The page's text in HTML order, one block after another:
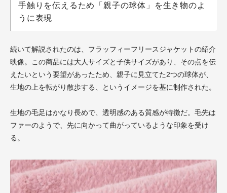
手触りを伝えるため「親子の球体」を生き物のよ
うに表現
続いて解説されたのは、フラッフィーフリースジャケットの紹介
映像。この商品には大人サイズと子供サイズがあり、その点を伝
えたいという要望があったため、親子に見立てた2つの球体が、
生地の上を転がり散歩する、というイメージを基に制作された。
生地の毛足はかなり長めで、透明感のある質感が特徴だ。毛先は
ファーのようで、先に向かって曲がっているような印象を受け
る。